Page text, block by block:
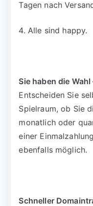
Tagen nach
4. Alle sind happy.
Sie haben die
Entscheiden Sie
Spielraum, ob Sie
monatlich oder
einer
ebenfalls möglich.
Schneller